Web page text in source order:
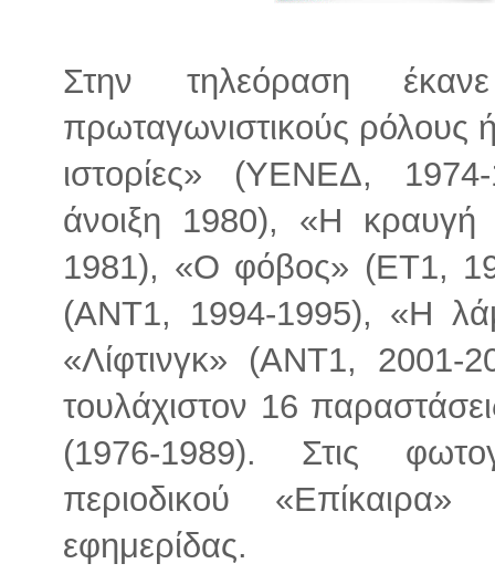
Στην τηλεόραση
πρωταγωνιστικούς ρόλους
ιστορίες» (ΥΕΝΕΔ,
άνοιξη 1980), «Η
1981), «Ο φόβος» (ΕΤ1,
(ΑΝΤ1, 1994-1995), «Η
«Λίφτινγκ» (ΑΝΤ1, 2001-
τουλάχιστον 16
(1976-1989). Στις
περιοδικού
εφημερίδας.